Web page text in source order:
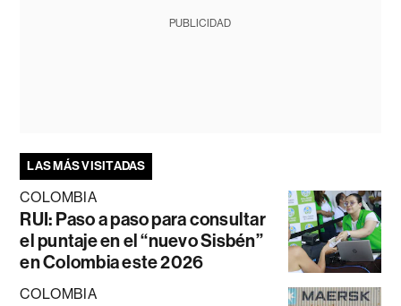
PUBLICIDAD
LAS MÁS VISITADAS
COLOMBIA
RUI: Paso a paso para consultar
el puntaje en el “nuevo Sisbén”
en Colombia este 2026
COLOMBIA